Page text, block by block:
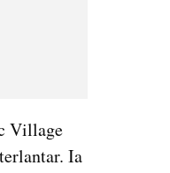
Village
Ia